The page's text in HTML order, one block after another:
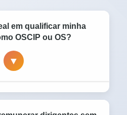
em qualificar minha
OSCIP ou OS?
▼
abrir portas para
aumentar a